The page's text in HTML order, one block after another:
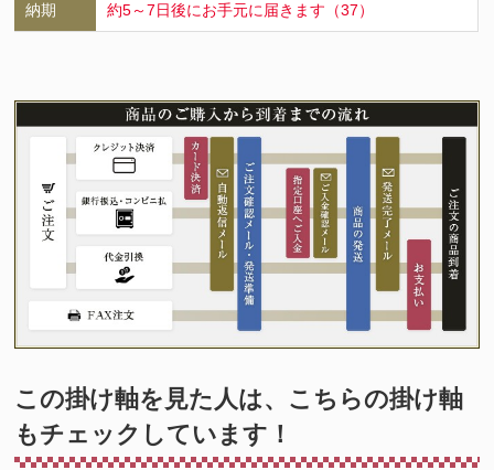
納期 約5～7日後にお手元に届きます（37）
この掛け軸を見た人は、こちらの掛け軸
もチェックしています！